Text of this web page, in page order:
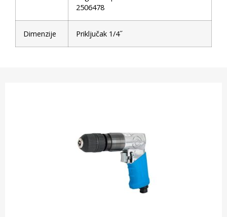
2506478
Dimenzije Priključak 1/4˝